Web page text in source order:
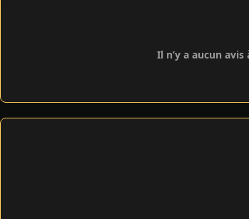
Il n’y a aucun avis